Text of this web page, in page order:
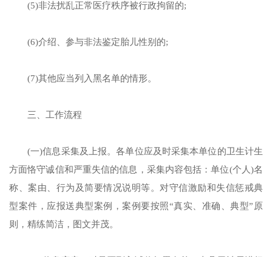
(5)非法扰乱正常医疗秩序被行政拘留的;
(6)介绍、参与非法鉴定胎儿性别的;
(7)其他应当列入黑名单的情形。
三、工作流程
(一)信息采集及上报。各单位应及时采集本单位的卫生计生
方面恪守诚信和严重失信的信息，采集内容包括：单位(个人)名
称、案由、行为及简要情况说明等。对守信激励和失信惩戒典
型案件，应报送典型案例，案例要按照“真实、准确、典型”原
则，精练简洁，图文并茂。